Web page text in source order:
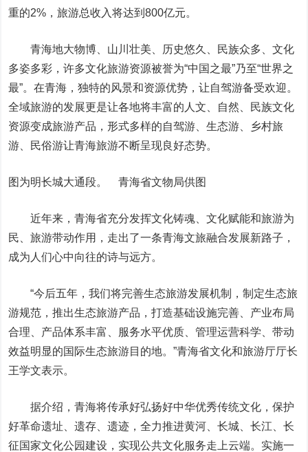
重的2%，旅游总收入将达到800亿元。
青海地大物博、山川壮美、历史悠久、民族众多、文化
多姿多彩，许多文化旅游资源被誉为“中国之最”乃至“世界之
最”。在青海，独特的风景和资源优势，让自驾游备受欢迎。
全域旅游的发展更是让各地将丰富的人文、自然、民族文化
资源变成旅游产品，形式多样的自驾游、生态游、乡村旅
游、民俗游让青海旅游不断呈现良好态势。
图为明长城大通段。 青海省文物局供图
近年来，青海省充分发挥文化铸魂、文化赋能和旅游为
民、旅游带动作用，走出了一条青海文旅融合发展新路子，
成为人们心中向往的诗与远方。
“今后五年，我们将完善生态旅游发展机制，制定生态旅
游规范，推出生态旅游产品，打造基础设施完善、产业布局
合理、产品体系丰富、服务水平优质、管理运营科学、带动
效益明显的国际生态旅游目的地。”青海省文化和旅游厅厅长
王学文表示。
据介绍，青海将传承好弘扬好中华优秀传统文化，保护
好革命遗址、遗存、遗迹，全力推进黄河、长城、长江、长
征国家文化公园建设，实现公共文化服务走上云端。实施一